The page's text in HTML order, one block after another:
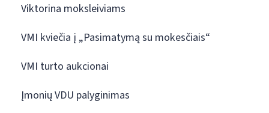
Viktorina moksleiviams
VMI kviečia į „Pasimatymą su mokesčiais“
VMI turto aukcionai
Įmonių VDU palyginimas